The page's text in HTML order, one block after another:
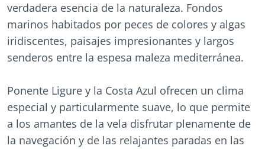
verdadera esencia de la naturaleza. Fondos
marinos habitados por peces de colores y algas
iridiscentes, paisajes impresionantes y largos
senderos entre la espesa maleza mediterránea.
Ponente Ligure y la Costa Azul ofrecen un clima
especial y particularmente suave, lo que permite
a los amantes de la vela disfrutar plenamente de
la navegación y de las relajantes paradas en las